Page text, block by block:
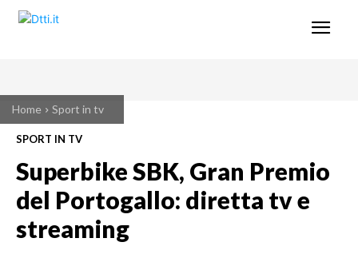
Home Sport in tv
SPORT IN TV
Superbike SBK, Gran Premio
del Portogallo: diretta tv e
streaming